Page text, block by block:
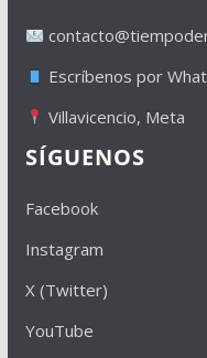
Escríbenos por
Villavicencio, Meta
SÍGUENOS
Facebook
Instagram
X (Twitter)
YouTube